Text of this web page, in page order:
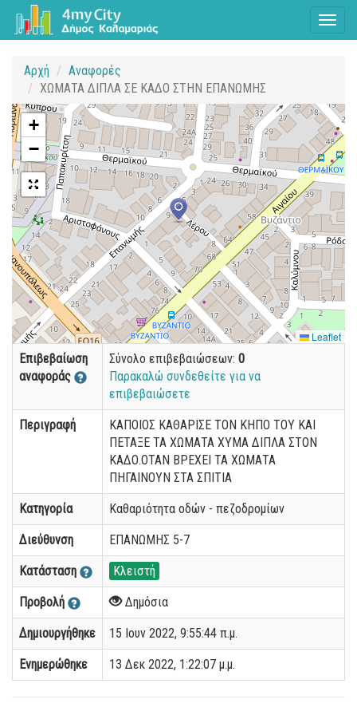
Αρχή
Αναφορές
ΧΩΜΑΤΑ ΔΙΠΛΑ ΣΕ ΚΑΔΟ ΣΤΗΝ ΕΠΑΝΩΜΗΣ
+
−
Leaflet
Επιβεβαίωση
αναφοράς
Σύνολο επιβεβαιώσεων: 0
Παρακαλώ συνδεθείτε για να
επιβεβαιώσετε
Περιγραφή
ΚΑΠΟΙΟΣ ΚΑΘΑΡΙΣΕ ΤΟΝ ΚΗΠΟ ΤΟΥ ΚΑΙ
ΠΕΤΑΞΕ ΤΑ ΧΩΜΑΤΑ ΧΥΜΑ ΔΙΠΛΑ ΣΤΟΝ
ΚΑΔΟ.ΟΤΑΝ ΒΡΕΧΕΙ ΤΑ ΧΩΜΑΤΑ
ΠΗΓΑΙΝΟΥΝ ΣΤΑ ΣΠΙΤΙΑ
Κατηγορία Καθαριότητα οδών - πεζοδρομίων
Διεύθυνση ΕΠΑΝΩΜΗΣ 5-7
Κατάσταση Κλειστή
Προβολή Δημόσια
Δημιουργήθηκε 15 Ιουν 2022, 9:55:44 π.μ.
Ενημερώθηκε 13 Δεκ 2022, 1:22:07 μ.μ.